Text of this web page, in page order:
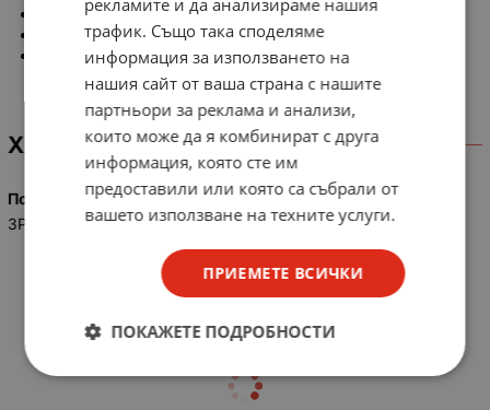
Конфигурация на контактите: SPDT
Модел: 26927
EAN: 3303430269274
ХАРАКТЕРИСТИКИ
Полюси
3P+N
трафик. Също така споделяме
информация за използването на
нашия сайт от ваша страна с нашите
партньори за реклама и анализи,
които може да я комбинират с друга
информация, която сте им
предоставили или която са събрали от
вашето използване на техните услуги.
ПРИЕМЕТЕ ВСИЧКИ
ПОКАЖЕТЕ ПОДРОБНОСТИ